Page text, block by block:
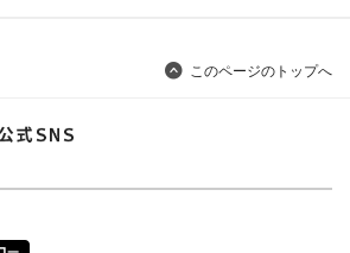
このページのトップへ